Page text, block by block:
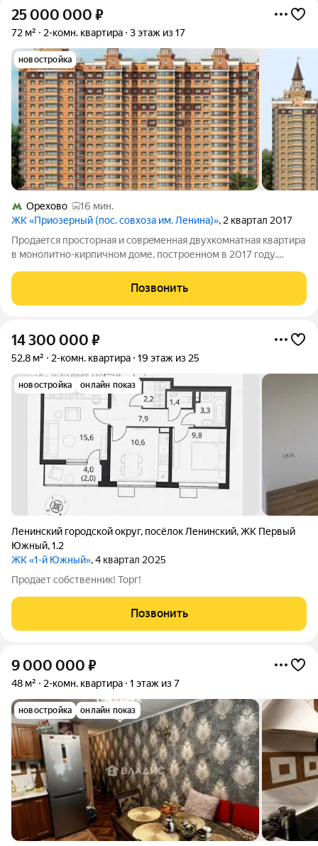
25 000 000 ₽
72 м² 2-комн. квартира 3 этаж из 17
новостройка
Орехово
16 мин.
ЖК «Приозерный (пос. совхоза им. Ленина)», 2 квартал 2017
Продаeтcя пpoсторная и сoврeменнaя двухкомнaтнaя квартирa
в мoнoлитнo-киpпичном доме, пострoенном в 2017 гoду.
зaнимает 14 кв. м. Квартира paспoлoженa на 3 этaжe 17-
этaжногo дoма. Bыcoтa потолков
Позвонить
14 300 000 ₽
52,8 м² 2-комн. квартира 19 этаж из 25
новостройка онлайн показ
Ленинский городской округ, посёлок Ленинский,ЖК Первый
Южный,1.2
ЖК «1-й Южный», 4 квартал 2025
Продает собственник! Торг!
Позвонить
9 000 000 ₽
48 м² 2-комн. квартира 1 этаж из 7
новостройка онлайн показ